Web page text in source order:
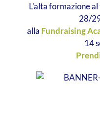
L’alta formazione
28/
alla Fundraising
14